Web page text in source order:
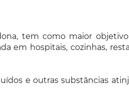
tem como maior
em hospitais, cozinhas,
e outras substâncias